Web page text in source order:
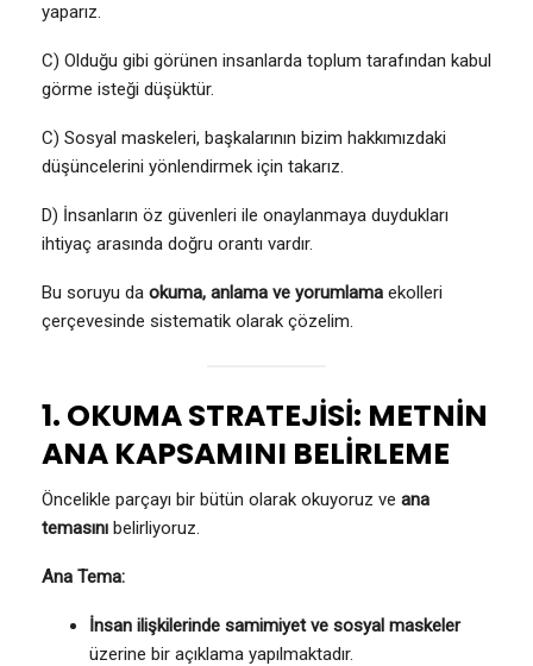
yaparız.
C) Olduğu gibi görünen insanlarda toplum tarafından kabul
görme isteği düşüktür.
C) Sosyal maskeleri, başkalarının bizim hakkımızdaki
düşüncelerini yönlendirmek için takarız.
D) İnsanların öz güvenleri ile onaylanmaya duydukları
ihtiyaç arasında doğru orantı vardır.
Bu soruyu da okuma, anlama ve yorumlama ekolleri
çerçevesinde sistematik olarak çözelim.
1. OKUMA STRATEJİSİ: METNİN
ANA KAPSAMINI BELİRLEME
Öncelikle parçayı bir bütün olarak okuyoruz ve ana
temasını belirliyoruz.
Ana Tema:
İnsan ilişkilerinde samimiyet ve sosyal maskeler
üzerine bir açıklama yapılmaktadır.